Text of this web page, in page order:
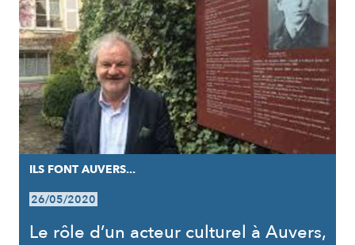
ILS FONT AUVERS...
26/05/2020
Le rôle d’un acteur culturel à Auvers,